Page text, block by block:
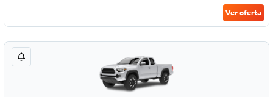
Ver oferta